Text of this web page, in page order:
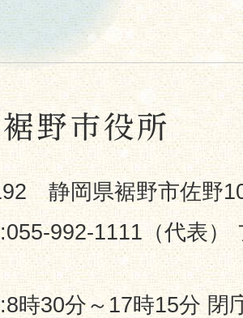
静岡県裾野市佐野
992-1111（代表）
時30分～17時15分 閉